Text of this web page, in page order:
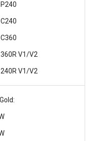
P240
360R V1/V2
240R V1/V2